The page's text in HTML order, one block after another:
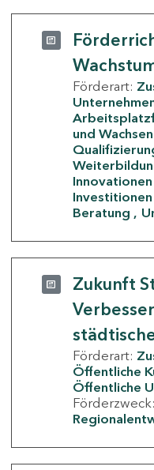
Förderart:
und Wachsen
Investitionen
Beratung
Zukunft
Förderart:
Öffentliche
Öffentliche
Förderzweck: